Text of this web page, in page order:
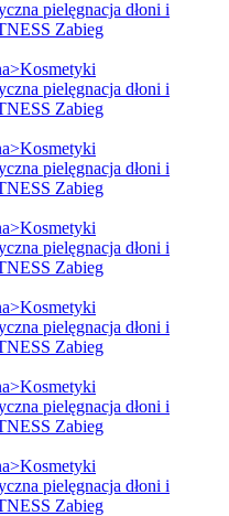
pielęgnacja dłoni i
Zabieg
pielęgnacja dłoni i
Zabieg
pielęgnacja dłoni i
Zabieg
pielęgnacja dłoni i
Zabieg
pielęgnacja dłoni i
Zabieg
pielęgnacja dłoni i
Zabieg
pielęgnacja dłoni i
Zabieg